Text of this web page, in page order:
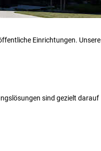
Einrichtungen. Unsere
sind gezielt darauf